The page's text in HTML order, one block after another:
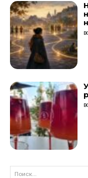
Поиск...